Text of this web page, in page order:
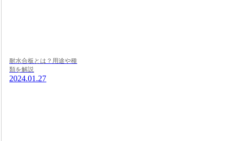
耐水合板とは？用途や種
類を解説
2024.01.27